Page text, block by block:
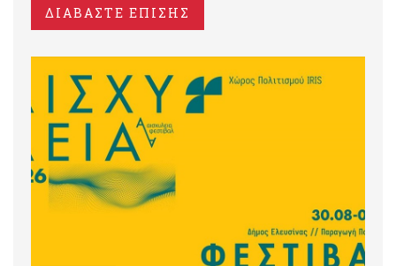
ΔΙΑΒΑΣΤΕ ΕΠΙΣΗΣ